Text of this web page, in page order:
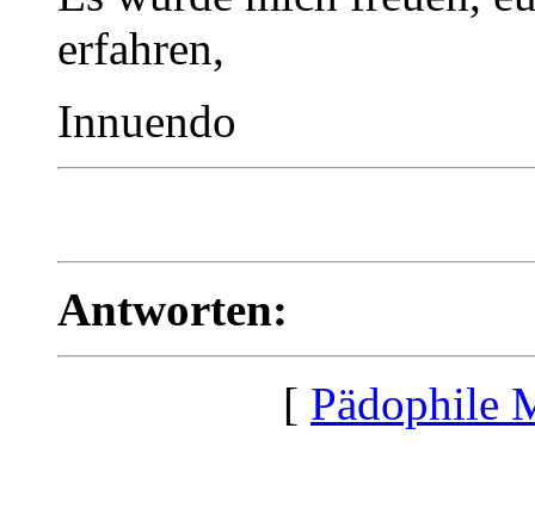
erfahren,
Innuendo
Antworten:
[ Pädophile